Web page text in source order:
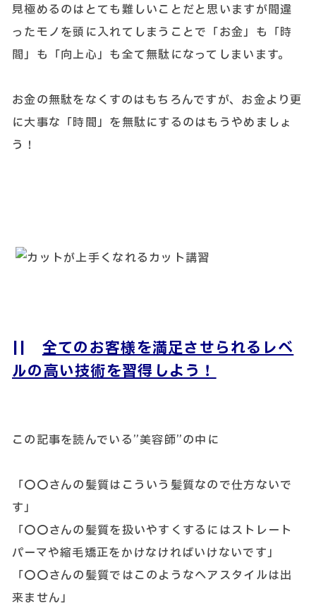
見極めるのはとても難しいことだと思いますが間違
ったモノを頭に入れてしまうことで「お金」も「時
間」も「向上心」も全て無駄になってしまいます。
お金の無駄をなくすのはもちろんですが、お金より更
に大事な「時間」を無駄にするのはもうやめましょ
う！
||全てのお客様を満足させられるレベ
ルの高い技術を習得しよう！
この記事を読んでいる”美容師”の中に
「〇〇さんの髪質はこういう髪質なので仕方ないで
す」
「〇〇さんの髪質を扱いやすくするにはストレート
パーマや縮毛矯正をかけなければいけないです」
「〇〇さんの髪質ではこのようなヘアスタイルは出
来ません」